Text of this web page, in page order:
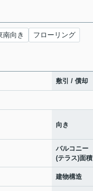
南向き フローリング
敷引 / 償却
向き
バルコニー
(テラス)面積
建物構造